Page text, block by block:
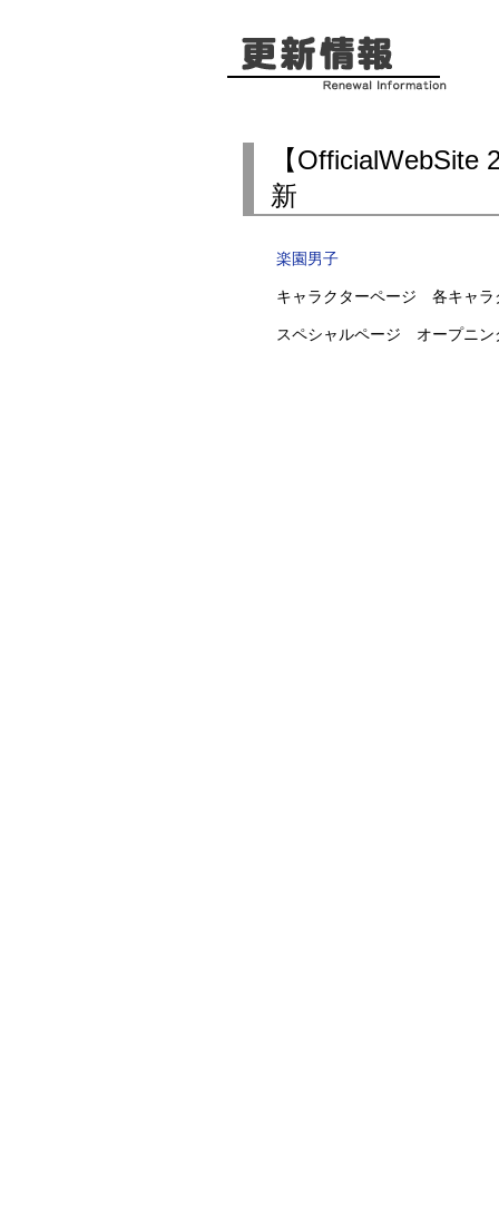
【
新
楽園男子
キャラクターページ 各キャラ
スペシャルページ オープニン